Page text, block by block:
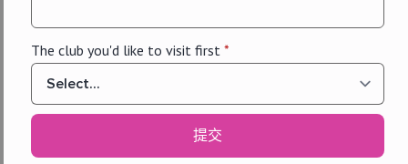
友，賺
CREDITS！
全新 FIBA 認證
The club you'd like to visit first *
提交